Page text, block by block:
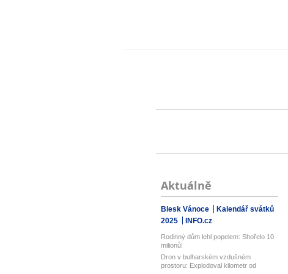
Aktuálně
Blesk Vánoce
Kalendář svátků
2025
INFO.cz
Rodinný dům lehl popelem: Shořelo 10
milionů!
Dron v bulharském vzdušném
prostoru: Explodoval kilometr od